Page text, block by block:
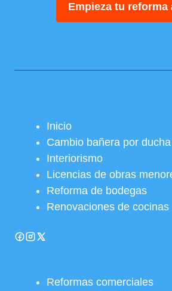
Empieza tu reforma
Inicio
Cambio bañera por ducha
Interiorismo
Licencias de obras
Reforma de bodegas
Renovaciones de cocinas
Reformas comerciales